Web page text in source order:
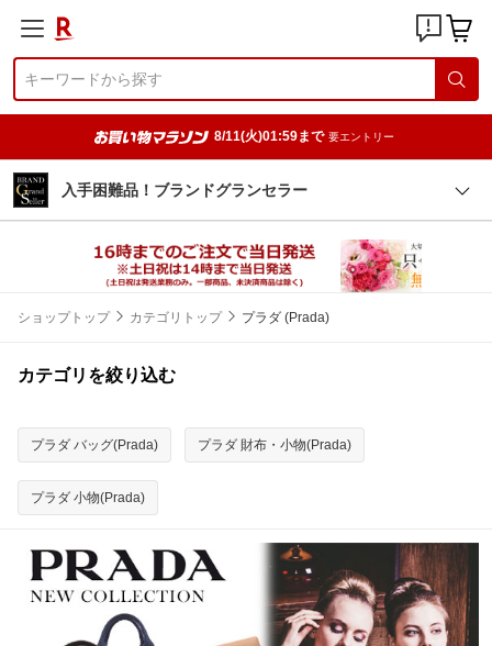
8/11(火)01:59まで 要エントリー
入手困難品！ブランドグランセラー
ショップトップ カテゴリトップ プラダ (Prada)
カテゴリを絞り込む
プラダ バッグ(Prada) プラダ 財布・小物(Prada)
プラダ 小物(Prada)